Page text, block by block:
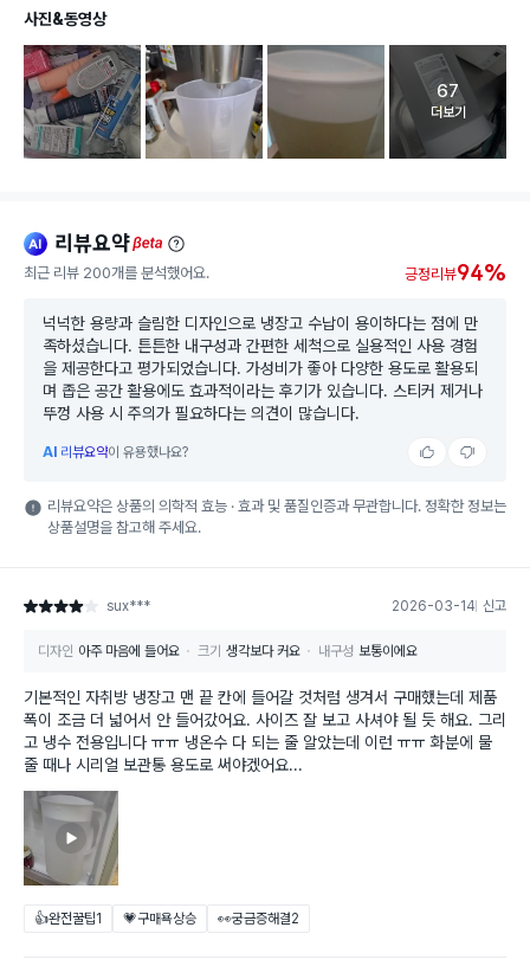
사진&동영상
고객 리뷰
67
더보기
ai 리뷰요약beta
최근 리뷰 200개를 분석했어요. 긍정리뷰94%
넉넉한 용량과 슬림한 디자인으로 냉장고 수납이 용이하다는 점에 만
족하셨습니다. 튼튼한 내구성과 간편한 세척으로 실용적인 사용 경험
을 제공한다고 평가되었습니다. 가성비가 좋아 다양한 용도로 활용되
며 좁은 공간 활용에도 효과적이라는 후기가 있습니다. 스티커 제거나
뚜껑 사용 시 주의가 필요하다는 의견이 많습니다.
AI 리뷰요약이 유용했나요?
리뷰요약은 상품의 의학적 효능 · 효과 및 품질인증과 무관합니다. 정확한 정보는
상품설명을 참고해 주세요.
별점 4점 sux*** 2026-03-14 신고
디자인 아주 마음에 들어요 크기 생각보다 커요 내구성 보통이에요
기본적인 자취방 냉장고 맨 끝 칸에 들어갈 것처럼 생겨서 구매했는데 제품
폭이 조금 더 넓어서 안 들어갔어요. 사이즈 잘 보고 사셔야 될 듯 해요. 그리
고 냉수 전용입니다 ㅠㅠ 냉온수 다 되는 줄 알았는데 이런 ㅠㅠ 화분에 물
줄 때나 시리얼 보관통 용도로 써야겠어요...
👍완전꿀팁1 💗구매욕상승 👀궁금증해결2